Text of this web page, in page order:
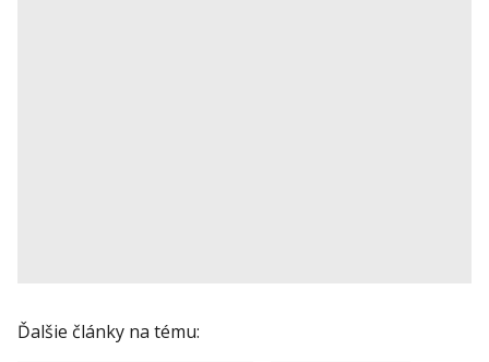
Ďalšie články na tému: